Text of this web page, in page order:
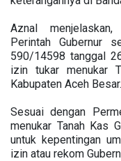
Aznal menjelaskan,
Perintah Gubernur
590/14598 tanggal
izin tukar menukar
Kabupaten Aceh Besar.
Sesuai dengan
menukar Tanah Kas
untuk kepentingan
izin atau rekom